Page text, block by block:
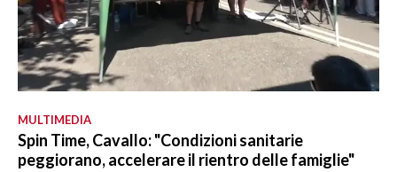
MULTIMEDIA
Spin Time, Cavallo: "Condizioni sanitarie
peggiorano, accelerare il rientro delle famiglie"